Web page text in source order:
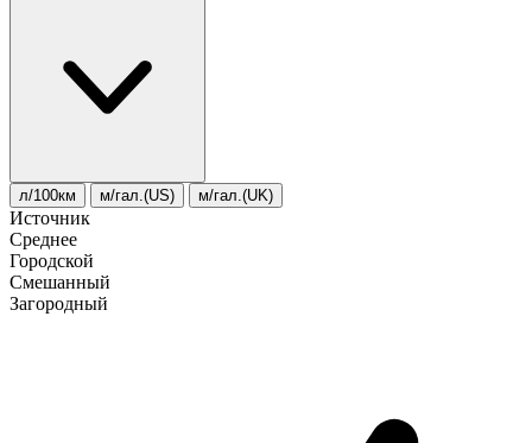
л/100км м/гал.(US) м/гал.(UK)
Источник
Среднее
Городской
Смешанный
Загородный